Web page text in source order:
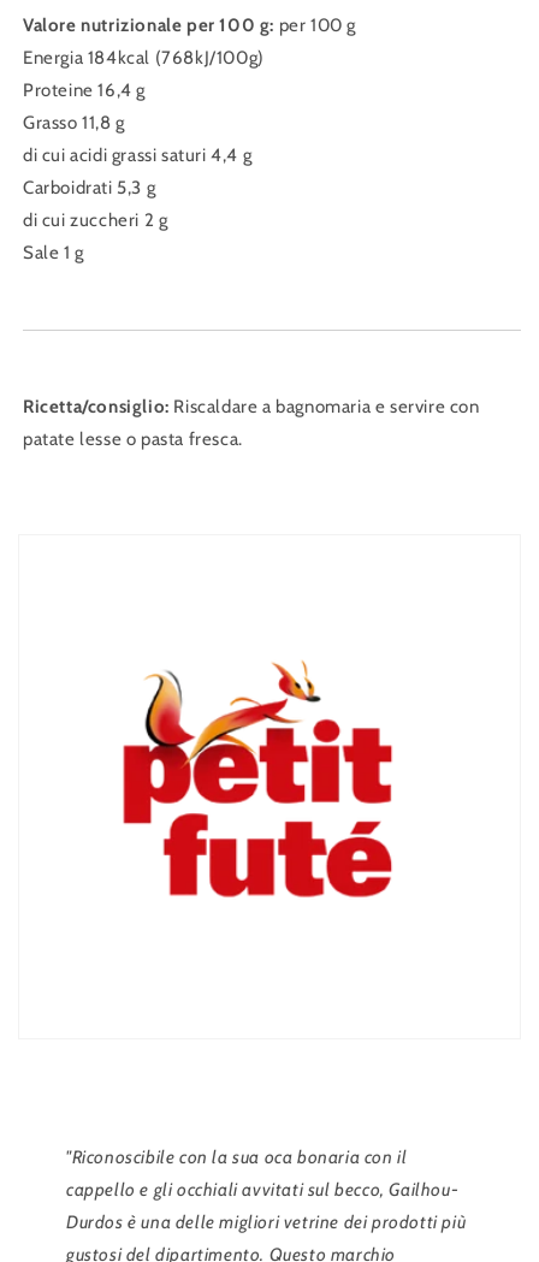
Valore nutrizionale per 100 g: per 100 g
Energia 184kcal (768kJ/100g)
Proteine ​​16,4 g
Grasso 11,8 g
di cui acidi grassi saturi 4,4 g
Carboidrati 5,3 g
di cui zuccheri 2 g
Sale 1 g
Ricetta/consiglio: Riscaldare a bagnomaria e servire con
patate lesse o pasta fresca.
"Riconoscibile con la sua oca bonaria con il
cappello e gli occhiali avvitati sul becco, Gailhou-
Durdos è una delle migliori vetrine dei prodotti più
gustosi del dipartimento. Questo marchio